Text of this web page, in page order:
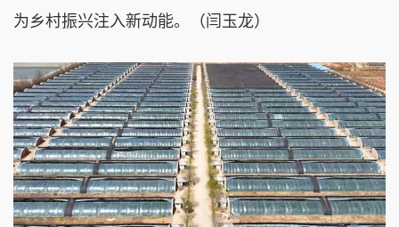
为乡村振兴注入新动能。（闫玉龙）